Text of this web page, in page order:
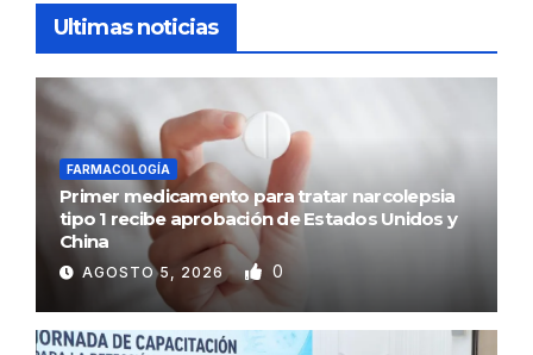
Ultimas noticias
FARMACOLOGÍA
Primer medicamento para tratar narcolepsia
tipo 1 recibe aprobación de Estados Unidos y
China
AGOSTO 5, 2026 0